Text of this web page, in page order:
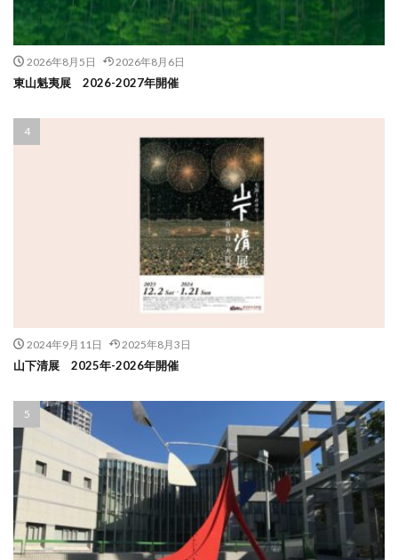
2026年8月5日 2026年8月6日
東山魁夷展 2026-2027年開催
2024年9月11日 2025年8月3日
山下清展 2025年-2026年開催